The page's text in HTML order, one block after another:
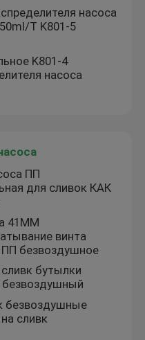
насоса
T K801-5
K801-4
насоса
ПП
для сливок КАК
41ММ
винта
ПП безвоздушное
бутылки
безвоздушные
сливк